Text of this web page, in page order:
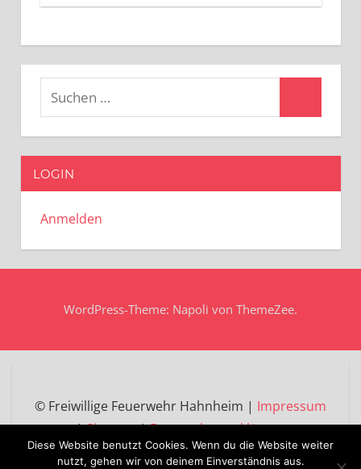
Suchen
LOGIN
Anmelden
WordPress-Theme: Napoli von ThemeZee.
© Freiwillige Feuerwehr Hahnheim | Impressum
|Sitemap|Datenschutzerklärung
Diese Website benutzt Cookies. Wenn du die Website weiter
nutzt, gehen wir von deinem Einverständnis aus.